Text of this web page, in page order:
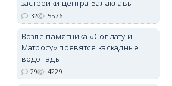
застройки центра Балаклавы
32 5576
Возле памятника «Солдату и
Матросу» появятся каскадные
водопады
29 4229